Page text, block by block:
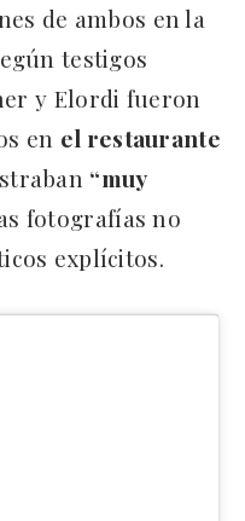
de ambos en la
testigos
y Elordi fueron
en el restaurante
“muy
fotografías no
explícitos.